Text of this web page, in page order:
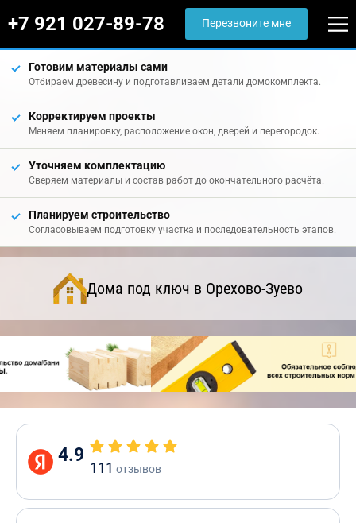
+7 921 027-89-78 Перезвоните мне
Готовим материалы сами
Отбираем древесину и подготавливаем детали домокомплекта.
Корректируем проекты
Меняем планировку, расположение окон, дверей и перегородок.
Уточняем комплектацию
Сверяем материалы и состав работ до окончательного расчёта.
Планируем строительство
Согласовываем подготовку участка и последовательность этапов.
Дома под ключ в Орехово-Зуево
4.9
111 отзывов